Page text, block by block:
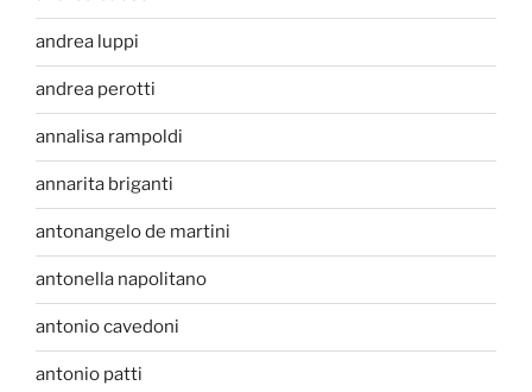
andrea luppi
andrea perotti
annalisa rampoldi
annarita briganti
antonangelo de martini
antonella napolitano
antonio cavedoni
antonio patti